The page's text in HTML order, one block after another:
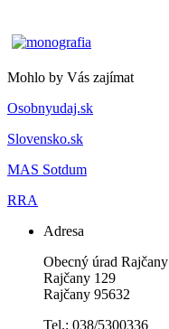
Mohlo by Vás zajímat
Osobnyudaj.sk
Slovensko.sk
MAS Sotdum
RRA
Adresa
Obecný úrad Rajčany
Rajčany 129
Rajčany 95632
Tel.: 038/5300336